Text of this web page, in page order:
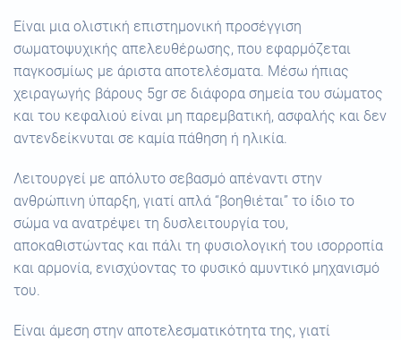
Είναι μια ολιστική επιστημονική προσέγγιση
σωματοψυχικής απελευθέρωσης, που εφαρμόζεται
παγκοσμίως με άριστα αποτελέσματα. Μέσω ήπιας
χειραγωγής βάρους 5gr σε διάφορα σημεία του σώματος
και του κεφαλιού είναι μη παρεμβατική, ασφαλής και δεν
αντενδείκνυται σε καμία πάθηση ή ηλικία.
Λειτουργεί με απόλυτο σεβασμό απέναντι στην
ανθρώπινη ύπαρξη, γιατί απλά “βοηθιέται” το ίδιο το
σώμα να ανατρέψει τη δυσλειτουργία του,
αποκαθιστώντας και πάλι τη φυσιολογική του ισορροπία
και αρμονία, ενισχύοντας το φυσικό αμυντικό μηχανισμό
του.
Είναι άμεση στην αποτελεσματικότητα της, γιατί